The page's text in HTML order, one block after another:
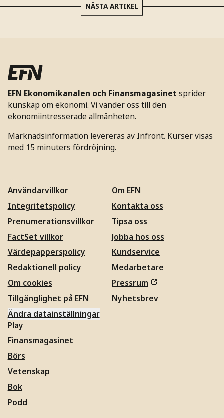
NÄSTA ARTIKEL
EFN Ekonomikanalen och Finansmagasinet sprider
kunskap om ekonomi. Vi vänder oss till den
ekonomiintresserade allmänheten.
Marknadsinformation levereras av Infront. Kurser visas
med 15 minuters fördröjning.
Användarvillkor
Integritetspolicy
Prenumerationsvillkor
FactSet villkor
Värdepapperspolicy
Redaktionell policy
Om cookies
Tillgänglighet på EFN
Ändra datainställningar
Om EFN
Kontakta oss
Tipsa oss
Jobba hos oss
Kundservice
Medarbetare
Pressrum
Nyhetsbrev
Play
Finansmagasinet
Börs
Vetenskap
Bok
Podd